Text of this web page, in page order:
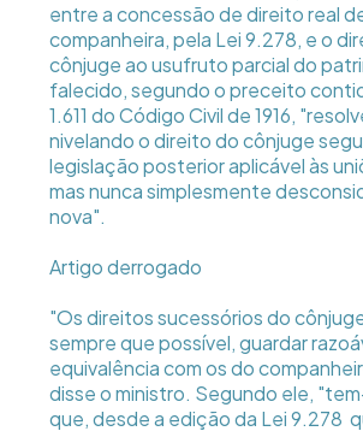
entre a concessão de direito real
companheira, pela Lei 9.278, e o
cônjuge ao usufruto parcial do
falecido, segundo o preceito
1.611 do Código Civil de 1916,
nivelando o direito do cônjuge
legislação posterior aplicável às
mas nunca simplesmente
nova".
Artigo derrogado
"Os direitos sucessórios do
sempre que possível, guardar
equivalência com os do
disse o ministro. Segundo ele,
que, desde a edição da Lei 9.278 